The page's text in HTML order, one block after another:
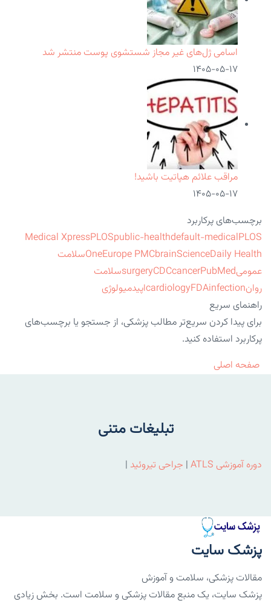
اسامی ژل‌های غیر مجاز شستشوی پوست منتشر شد
۱۴۰۵-۰۵-۱۷
مراقب علائم هپاتیت باشید!
۱۴۰۵-۰۵-۱۷
برچسب‌های پرکاربرد
Medical XpressPLOSpublic-healthdefault-medicalPLOS
OneEurope PMCbrainScienceDaily Health
سلامت
عمومی
surgeryCDCcancerPubMed
سلامت
روان
cardiologyFDAinfection
اپیدمیولوژی
راهنمای سریع
برای پیدا کردن سریع‌تر مطالب پزشکی، از جستجو یا برچسب‌های
پرکاربرد استفاده کنید.
صفحه اصلی
تبلیغات متنی
دوره آموزشی ATLS | جراحی تیروئید |
پزشک سایت
مقالات پزشکی، سلامت و آموزش
پزشک سایت، یک منبع مقالات پزشکی و سلامت است. بخش زیادی